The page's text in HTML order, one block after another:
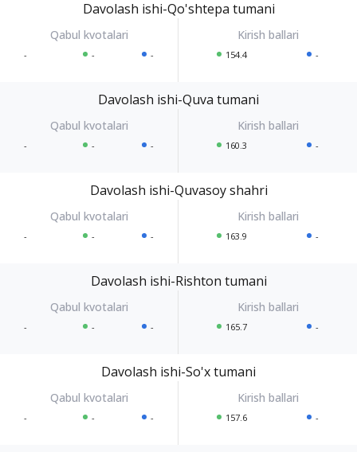
Davolash ishi-Qo'shtepa tumani
- - - 154.4 -
Davolash ishi-Quva tumani
- - - 160.3 -
Davolash ishi-Quvasoy shahri
- - - 163.9 -
Davolash ishi-Rishton tumani
- - - 165.7 -
Davolash ishi-So'x tumani
- - - 157.6 -